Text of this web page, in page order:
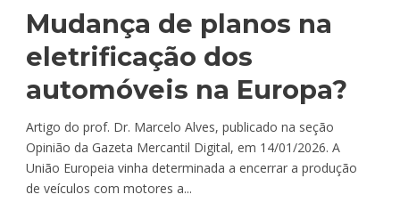
Mudança de planos na
eletrificação dos
automóveis na Europa?
Artigo do prof. Dr. Marcelo Alves, publicado na seção
Opinião da Gazeta Mercantil Digital, em 14/01/2026. A
União Europeia vinha determinada a encerrar a produção
de veículos com motores a...